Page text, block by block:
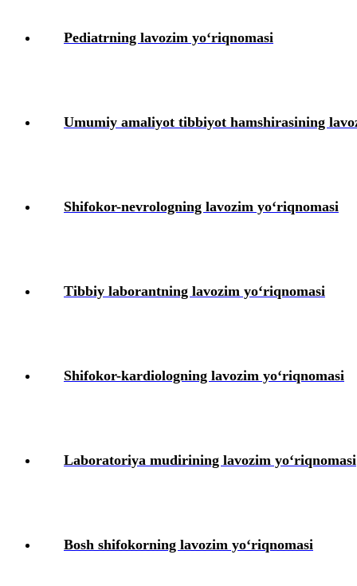
Pediatrning lavozim yoʻriqnomasi
Umumiy amaliyot tibbiyot hamshirasining
Shifokor-nevrologning lavozim yoʻriqnomasi
Tibbiy laborantning lavozim yoʻriqnomasi
Shifokor-kardiologning lavozim yoʻriqnomasi
Laboratoriya mudirining lavozim yoʻriqnomasi
Bosh shifokorning lavozim yoʻriqnomasi